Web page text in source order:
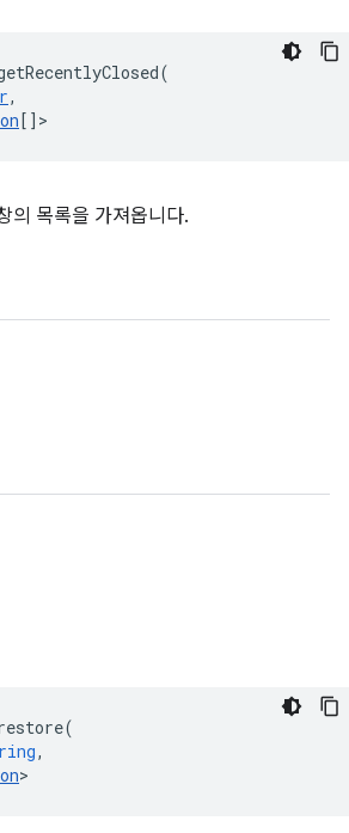
(
,
[] >
의 목록을 가져옵니다.
(
,
>